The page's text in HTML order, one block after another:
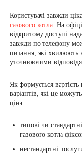
Користувачі завжди
газового котла . На
відкритому доступі
завжди по телефону
питання, які хвилюють
уточнюючими
Як формується
варіантів, які це
ціна:
типові чи
газового котла
нестандартні